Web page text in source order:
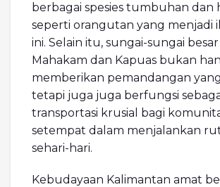
berbagai spesies tumbuhan dan
seperti orangutan yang menjadi
ini. Selain itu, sungai-sungai
Mahakam dan Kapuas bukan
memberikan pemandangan
tetapi juga juga berfungsi
transportasi krusial bagi
setempat dalam menjalankan
sehari-hari.
Kebudayaan Kalimantan amat